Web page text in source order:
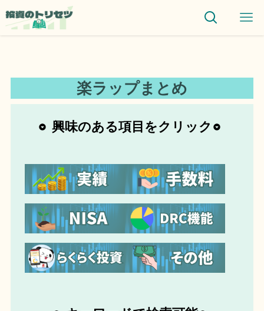
楽ラップまとめ
興味のある項目をクリック